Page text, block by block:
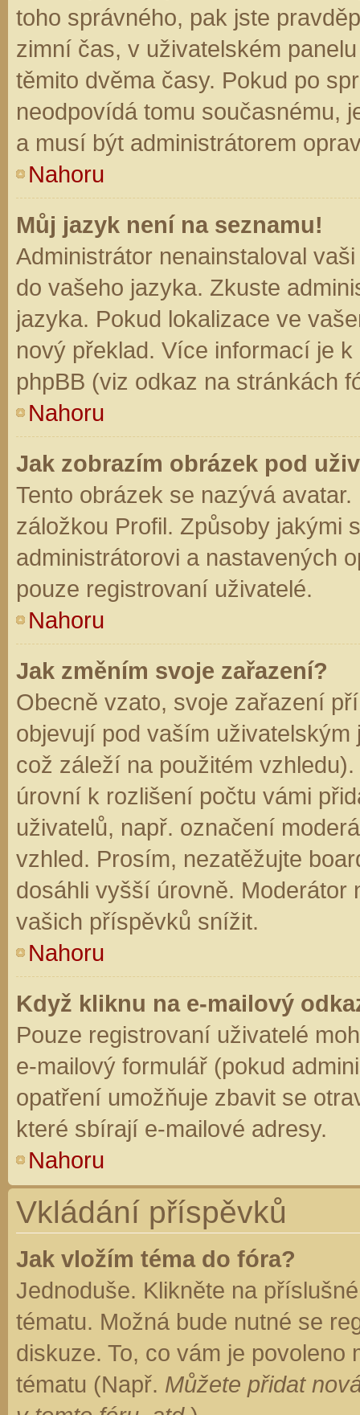
toho správného, pak jste
zimní čas, v uživatelském
těmito dvěma časy. Pokud po
neodpovídá tomu současnému,
a musí být administrátorem
Nahoru
Můj jazyk není na seznamu!
Administrátor nenainstaloval
do vašeho jazyka. Zkuste
jazyka. Pokud lokalizace ve
nový překlad. Více informací je
phpBB (viz odkaz na stránkách
Nahoru
Jak zobrazím obrázek pod
Tento obrázek se nazývá
záložkou Profil. Způsoby jakými
administrátorovi a nastavených
pouze registrovaní uživatelé.
Nahoru
Jak změním svoje zařazení?
Obecně vzato, svoje zařazení
objevují pod vaším
což záleží na použitém
úrovní k rozlišení počtu vámi
uživatelů, např. označení
vzhled. Prosím, nezatěžujte
dosáhli vyšší úrovně. Moderátor
vašich příspěvků snížit.
Nahoru
Když kliknu na e-mailový
Pouze registrovaní uživatelé
e-mailový formulář (pokud
opatření umožňuje zbavit se
které sbírají e-mailové adresy.
Nahoru
Vkládání příspěvků
Jak vložím téma do fóra?
Jednoduše. Klikněte na
tématu. Možná bude nutné se
diskuze. To, co vám je
tématu (Např. Můžete přidat